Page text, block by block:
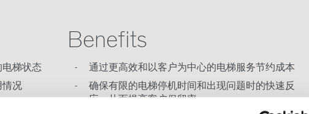
电梯状态
情况
Benefits
通过更高效和以客户为中心的电梯服务节约成本
确保有限的电梯停机时间和出现问题时的快速反
应，从而提高客户保留率